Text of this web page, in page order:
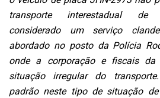
transporte interestadual de
considerado um serviço
abordado no posto da Polícia
onde a corporação e fiscais da
situação irregular do
padrão neste tipo de situação